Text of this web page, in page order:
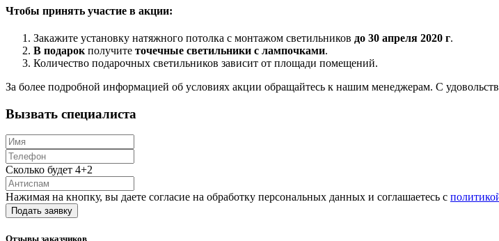
Чтобы принять участие в акции:
Закажите установку натяжного потолка с монтажом светильников до 30 апреля 2020 г.
В подарок получите точечные светильники с лампочками.
Количество подарочных светильников зависит от площади помещений.
За более подробной информацией об условиях акции обращайтесь к нашим менеджерам. С
Вызвать специалиста
Сколько будет 4+2
Нажимая на кнопку, вы даете согласие на обработку персональных данных и соглашаетесь с
Отзывы заказчиков